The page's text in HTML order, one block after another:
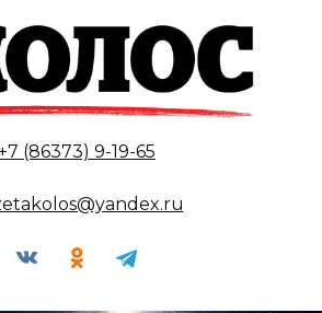
(86373) 9-19-65